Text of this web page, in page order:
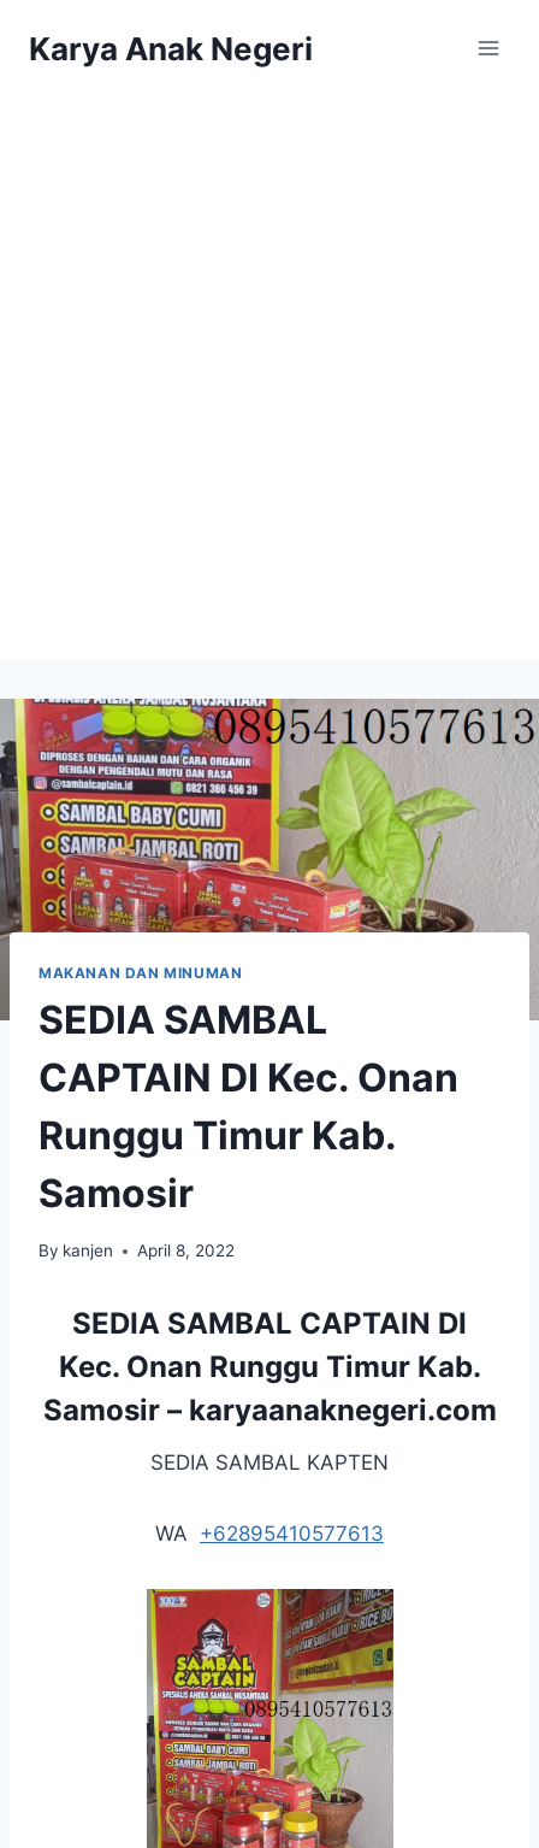
Karya Anak Negeri
MAKANAN DAN MINUMAN
SEDIA SAMBAL
CAPTAIN DI Kec. Onan
Runggu Timur Kab.
Samosir
By kanjen April 8, 2022
SEDIA SAMBAL CAPTAIN DI
Kec. Onan Runggu Timur Kab.
Samosir – karyaanaknegeri.com
SEDIA SAMBAL KAPTEN
WA +62895410577613